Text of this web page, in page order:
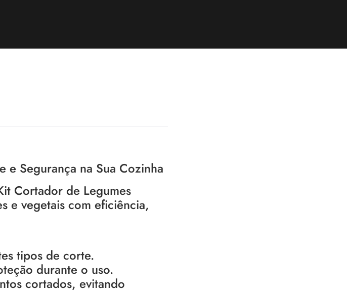
Segurança na Sua Cozinha
Cortador de Legumes
e vegetais com eficiência,
tipos de corte.
durante o uso.
cortados, evitando